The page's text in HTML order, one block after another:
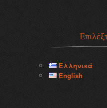
Ελληνικά
English